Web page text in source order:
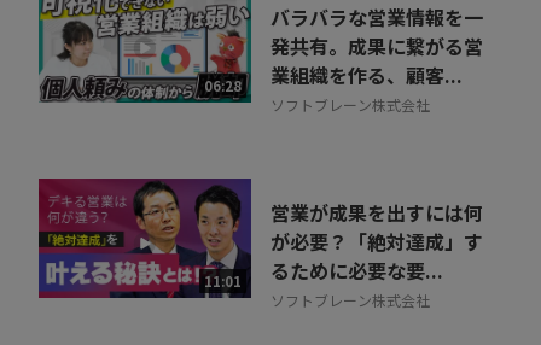
06:28
バラバラな営業情報を一
発共有。成果に繋がる営
業組織を作る、顧客...
ソフトブレーン株式会社
11:01
営業が成果を出すには何
が必要？「絶対達成」す
るために必要な要...
ソフトブレーン株式会社